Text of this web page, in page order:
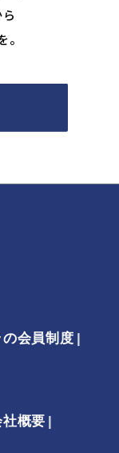
会員制度
社概要